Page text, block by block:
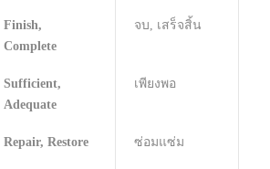
Finish,
Complete
จบ, เสร็จสิ้น
Sufficient,
Adequate
เพียงพอ
Repair, Restore ซ่อมแซ่ม